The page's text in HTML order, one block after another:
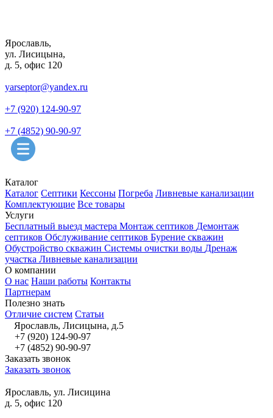
Ярославль,
ул. Лисицына,
д. 5, офис 120
yarseptor@yandex.ru
+7 (920) 124-90-97
+7 (4852) 90-90-97
Каталог
Каталог Септики Кессоны Погреба Ливневые канализации
Комплектующие Все товары
Услуги
Бесплатный выезд мастера Монтаж септиков Демонтаж
септиков Обслуживание септиков Бурение скважин
Обустройство скважин Системы очистки воды Дренаж
участка Ливневые канализации
О компании
О нас Наши работы Контакты
Партнерам
Полезно знать
Отличие систем Статьи
Ярославль, Лисицына, д.5
+7 (920) 124-90-97
+7 (4852) 90-90-97
Заказать звонок
Заказать звонок
Ярославль, ул. Лисицина
д. 5, офис 120